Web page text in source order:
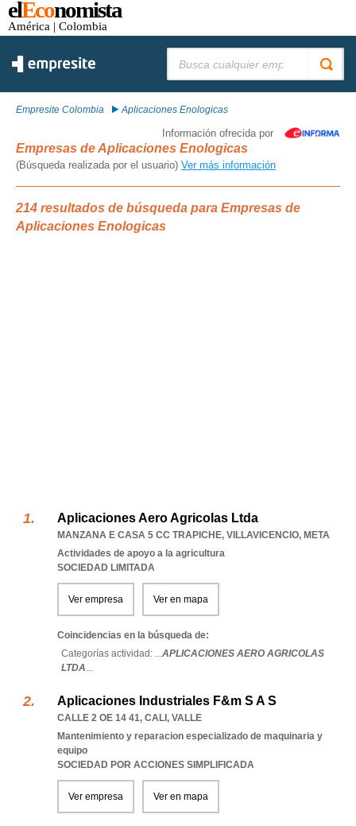
elEconomista
América | Colombia
Empresite Colombia Aplicaciones Enologicas
Información ofrecida por
Empresas de Aplicaciones Enologicas
(Búsqueda realizada por el usuario) Ver más información
214 resultados de búsqueda para Empresas de
Aplicaciones Enologicas
Aplicaciones Aero Agricolas Ltda
MANZANA E CASA 5 CC TRAPICHE, VILLAVICENCIO, META
Actividades de apoyo a la agricultura
SOCIEDAD LIMITADA
Ver empresa Ver en mapa
Coincidencias en la búsqueda de:
Categorías actividad: ...APLICACIONES AERO AGRICOLAS
LTDA...
Aplicaciones Industriales F&m S A S
CALLE 2 OE 14 41, CALI , VALLE
Mantenimiento y reparacion especializado de maquinaria y
equipo
SOCIEDAD POR ACCIONES SIMPLIFICADA
Ver empresa Ver en mapa